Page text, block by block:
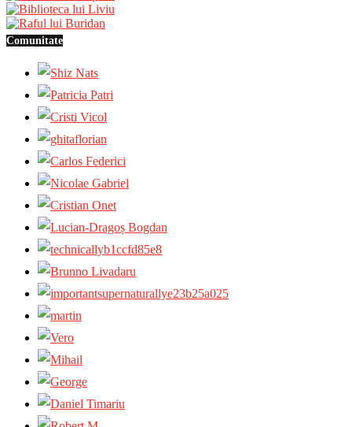
Comunitate